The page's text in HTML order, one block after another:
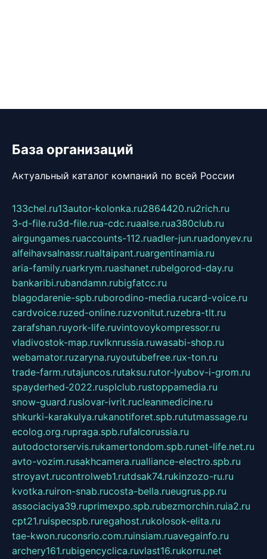
База организаций
Актуальный каталог компаний по всей России
133chel.ru13autor-kolonka.ru2864420.ru2rich.ru
3-d-file.ru3d-file.rua-cdc.ruaalse.rua380club.ru
airgungames.ruaccounts-112.ruadler-jun.ruadonyev.ru
alfeihavsalnassr.rualtaipant.ruargentinamia.ru
aria-family.ruarkrym.ruashanet.rubelgorod-day.ru
bankaribi.rubandamn.rubigfatcc.ru
blagodarenie-spb.ruborodino-media.rucard-voice.ru
cardvoice.ruzed-online.ruzvonitut.ruzebra-tlt.ru
zarafshan.ruyork-life.ruvintovoykompressor.ru
vladivostok-map.ruvlknrussia.ruwasabi-shop.ru
webamator.ruzaryna.ruyoutubefree.rux-ton.ru
trade-farm.rutajuncos.rutaksu.rutor-lyubov-i-grom.ru
spayderhed-2022.rusplclub.rustoppamedia.ru
snow-guard.ruslovar-ivrit.rucleanmedicine.ru
shkurki-karakulya.rukanotiforet.spb.rututmassage.ru
ecolog.org.rupraga.spb.rufalcorussia.ru
autodoctorservis.rukamertondom.spb.runet-life.net.ru
avto-vozim.rusakhcamera.rualliance-electro.spb.ru
stroyavt.rucontrolweb1.rutdsak74.rukinzozo-ru.ru
kvotka.ruiron-snab.rucosta-bella.rueugrus.pp.ru
associaciya39.ruprimexpo.spb.rubezmorchin.ruia2.ru
cpt21.ruispecspb.ruregahost.rukolosok-elita.ru
tae-kwon.ruconsrio.com.ruinsiam.ruavegainfo.ru
archery161.rubigencyclica.ruvlast16.rukorru.net